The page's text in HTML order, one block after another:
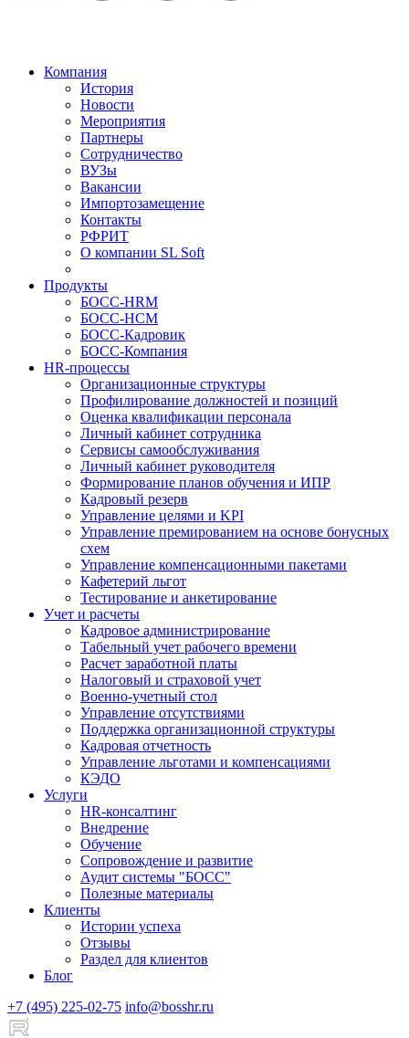
Компания
История
Новости
Мероприятия
Партнеры
Сотрудничество
ВУЗы
Вакансии
Импортозамещение
Контакты
РФРИТ
О компании SL Soft
Продукты
БОСС-HRM
БОСС-HCM
БОСС-Кадровик
БОСС-Компания
HR-процессы
Организационные структуры
Профилирование должностей и позиций
Оценка квалификации персонала
Личный кабинет сотрудника
Сервисы самообслуживания
Личный кабинет руководителя
Формирование планов обучения и ИПР
Кадровый резерв
Управление целями и KPI
Управление премированием на основе бонусных
схем
Управление компенсационными пакетами
Кафетерий льгот
Тестирование и анкетирование
Учет и расчеты
Кадровое администрирование
Табельный учет рабочего времени
Расчет заработной платы
Налоговый и страховой учет
Военно-учетный стол
Управление отсутствиями
Поддержка организационной структуры
Кадровая отчетность
Управление льготами и компенсациями
КЭДО
Услуги
HR-консалтинг
Внедрение
Обучение
Сопровождение и развитие
Аудит системы "БОСС"
Полезные материалы
Клиенты
Истории успеха
Отзывы
Раздел для клиентов
Блог
+7 (495) 225-02-75 info@bosshr.ru